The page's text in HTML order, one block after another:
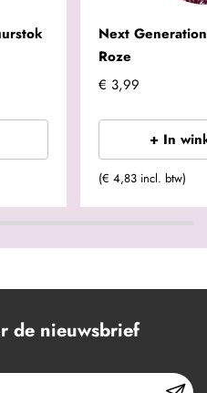
Next
Roze
€ 3,99
+ In
(€ 4,83 incl. btw)
de nieuwsbrief